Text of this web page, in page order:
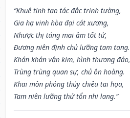
“Khuê tinh tạo tác đắc trinh tường,
Gia hạ vinh hòa đại cát xương,
Nhược thị táng mai âm tốt tử,
Đương niên định chủ lưỡng tam tang.
Khán khán vận kim, hình thương đáo,
Trùng trùng quan sự, chủ ôn hoàng.
Khai môn phóng thủy chiêu tai họa,
Tam niên lưỡng thứ tổn nhi lang.”